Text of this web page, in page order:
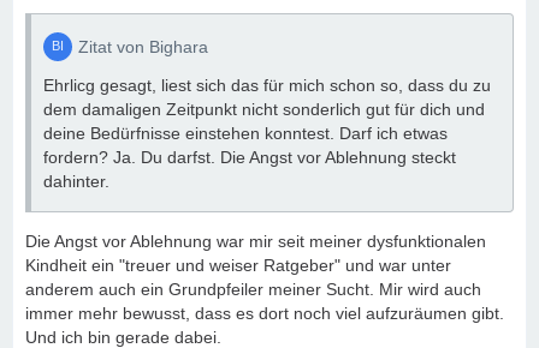
Zitat von Bighara
Ehrlicg gesagt, liest sich das für mich schon so, dass du zu
dem damaligen Zeitpunkt nicht sonderlich gut für dich und
deine Bedürfnisse einstehen konntest. Darf ich etwas
fordern? Ja. Du darfst. Die Angst vor Ablehnung steckt
dahinter.
Die Angst vor Ablehnung war mir seit meiner dysfunktionalen
Kindheit ein "treuer und weiser Ratgeber" und war unter
anderem auch ein Grundpfeiler meiner Sucht. Mir wird auch
immer mehr bewusst, dass es dort noch viel aufzuräumen gibt.
Und ich bin gerade dabei.